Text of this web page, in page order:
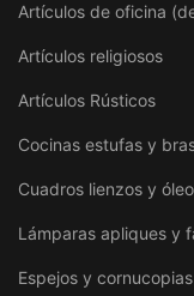
Artículos de oficina
Artículos religiosos
Artículos Rústicos
Cocinas estufas y
Cuadros lienzos y
Lámparas apliques y
Espejos y cornucopias